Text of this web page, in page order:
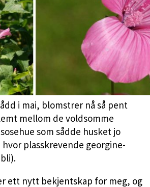
i mai, blomstrer nå så pent
mellom de voldsomme
som sådde husket jo
plasskrevende georgine-
ett nytt bekjentskap for meg, og